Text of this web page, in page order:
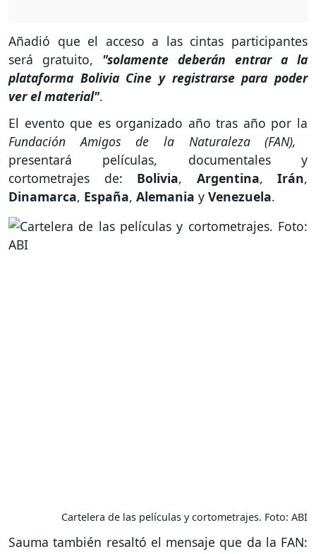
Añadió que el acceso a las cintas participantes
será gratuito, "solamente deberán entrar a la
plataforma Bolivia Cine y registrarse para poder
ver el material".
El evento que es organizado año tras año por la
Fundación Amigos de la Naturaleza (FAN),
presentará películas, documentales y
cortometrajes de: Bolivia, Argentina, Irán,
Dinamarca, España, Alemania y Venezuela.
Cartelera de las películas y cortometrajes. Foto: ABI
Sauma también resaltó el mensaje que da la FAN: